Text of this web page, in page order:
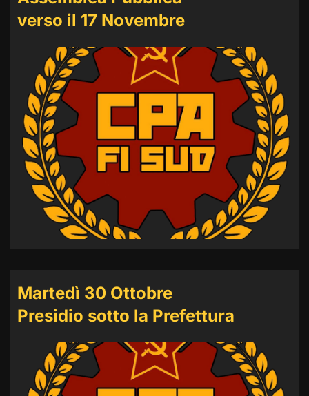
verso il 17 Novembre
Martedì 30 Ottobre
Presidio sotto la Prefettura